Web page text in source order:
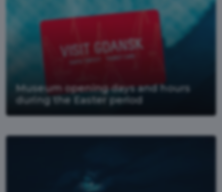
Museum opening days and hours
during the Easter period